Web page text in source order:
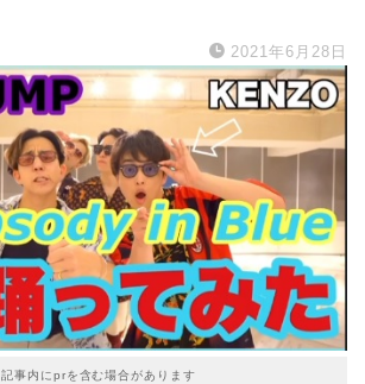
2021年6月28日
記事内にprを含む場合があります